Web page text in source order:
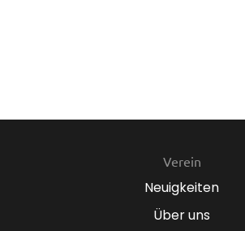
Verein
Neuigkeiten
Über uns